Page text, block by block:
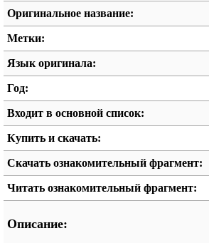
Оригинальное название:
Метки:
Язык оригинала:
Год:
Входит в основной список:
Купить и скачать:
Скачать ознакомительный фрагмент:
Читать ознакомительный фрагмент:
Описание: